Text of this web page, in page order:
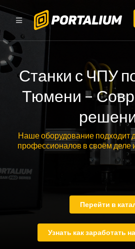
Станки с ЧПУ
Тюмени –
Наше оборудование подходит
профессионалов в своём деле
Перейти в
Узнать как заработать